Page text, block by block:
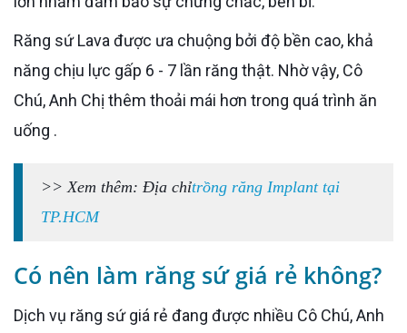
Răng sứ Lava được ưa chuộng bởi độ bền cao, khả
năng chịu lực gấp 6 - 7 lần răng thật. Nhờ vậy, Cô
Chú, Anh Chị thêm thoải mái hơn trong quá trình ăn
uống .
>> Xem thêm: Địa chỉtrồng răng Implant tại
TP.HCM
Có nên làm răng sứ giá rẻ không?
Dịch vụ răng sứ giá rẻ đang được nhiều Cô Chú, Anh